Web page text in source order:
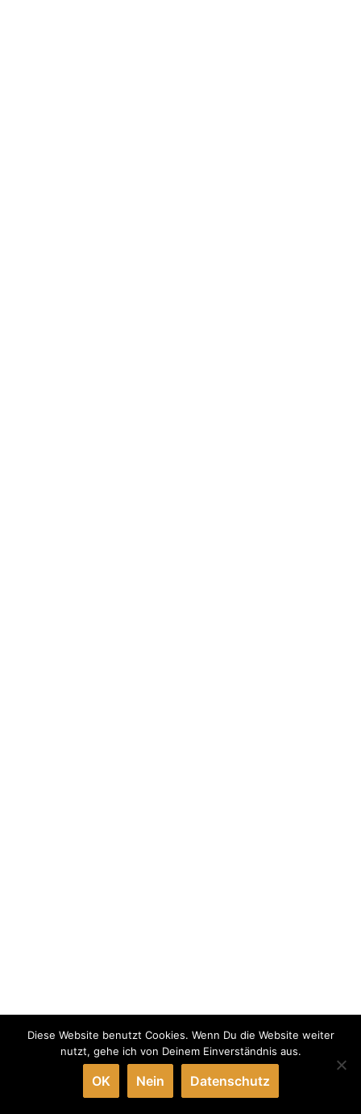
Diese Website benutzt Cookies. Wenn Du die Website weiter
nutzt, gehe ich von Deinem Einverständnis aus.
OK Nein Datenschutz